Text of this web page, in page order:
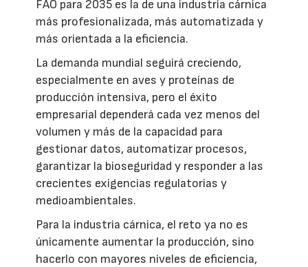
FAO para 2035 es la de una industria cárnica
más profesionalizada, más automatizada y
más orientada a la eficiencia.
La demanda mundial seguirá creciendo,
especialmente en aves y proteínas de
producción intensiva, pero el éxito
empresarial dependerá cada vez menos del
volumen y más de la capacidad para
gestionar datos, automatizar procesos,
garantizar la bioseguridad y responder a las
crecientes exigencias regulatorias y
medioambientales.
Para la industria cárnica, el reto ya no es
únicamente aumentar la producción, sino
hacerlo con mayores niveles de eficiencia,